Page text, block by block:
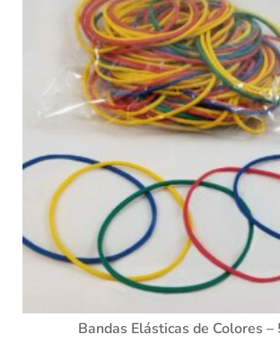
Bandas Elásticas de Colores –